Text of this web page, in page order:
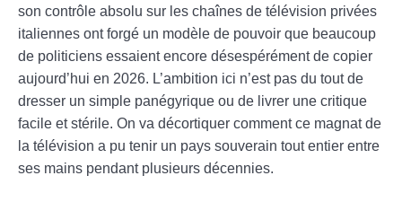
son contrôle absolu sur les chaînes de télévision privées
italiennes ont forgé un modèle de pouvoir que beaucoup
de politiciens essaient encore désespérément de copier
aujourd’hui en 2026. L’ambition ici n’est pas du tout de
dresser un simple panégyrique ou de livrer une critique
facile et stérile. On va décortiquer comment ce magnat de
la télévision a pu tenir un pays souverain tout entier entre
ses mains pendant plusieurs décennies.